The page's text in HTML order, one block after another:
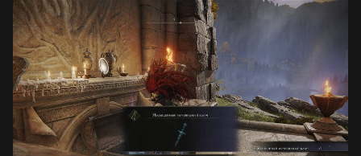
Crimson Desert
Zenless Zone Zero
Kingdom Come: Deliverance 2
Билды Arknights: Endfield
Билды Wuthering Waves
Билды Cyberpunk 2077